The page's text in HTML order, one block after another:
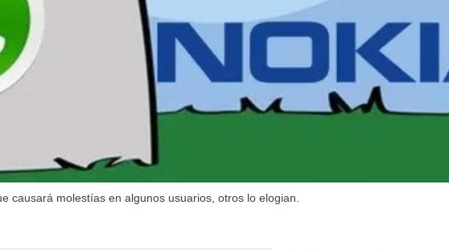
causará molestías en algunos usuarios, otros lo elogian.